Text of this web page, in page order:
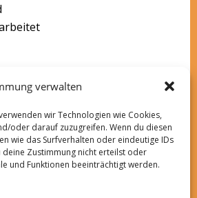
verwalten
wir Technologien wie Cookies,
oder darauf zuzugreifen. Wenn du diesen
wie das Surfverhalten oder eindeutige IDs
Zustimmung nicht erteilst oder
und Funktionen beeinträchtigt werden.
wir